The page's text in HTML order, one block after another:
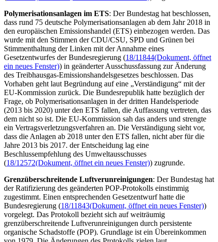
Polymerisationsanlagen im ETS: Der Bundestag hat beschlossen,
dass rund 75 deutsche Polymerisationsanlagen ab dem Jahr 2018 in
den europäischen Emissionshandel (ETS) einbezogen werden. Das
wurde mit den Stimmen der CDU/CSU, SPD und Grünen bei
Stimmenthaltung der Linken mit der Annahme eines
Gesetzentwurfes der Bundesregierung (18/11844(Dokument, öffnet
ein neues Fenster)) in geänderter Ausschussfassung zur Änderung
des Treibhausgas-Emissionshandelsgesetzes beschlossen. Das
Vorhaben geht laut Begründung auf eine „Verständigung“ mit der
EU-Kommission zurück. Die Bundesrepublik hatte bezüglich der
Frage, ob Polymerisationsanlagen in der dritten Handelsperiode
(2013 bis 2020) unter den ETS fallen, die Auffassung vertreten, das
dem nicht so ist. Die EU-Kommission sah das anders und strengte
ein Vertragsverletzungsverfahren an. Die Verständigung sieht vor,
dass die Anlagen ab 2018 unter den ETS fallen, nicht aber für die
Jahre 2013 bis 2017. der Entscheidung lag eine
Beschlussempfehlung des Umweltausschusses
(18/12572(Dokument, öffnet ein neues Fenster)) zugrunde.
Grenzüberschreitende Luftverunreinigungen: Der Bundestag hat
der Ratifizierung des geänderten POP-Protokolls einstimmig
zugestimmt. Einen entsprechenden Gesetzentwurf hatte die
Bundesregierung (18/11843(Dokument, öffnet ein neues Fenster))
vorgelegt. Das Protokoll bezieht sich auf weiträumig
grenzüberschreitende Luftverunreinigungen durch persistente
organische Schadstoffe (POP). Grundlage ist ein Übereinkommen